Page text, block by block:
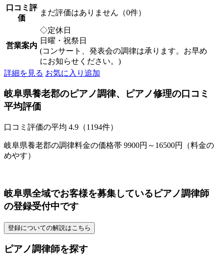
口コミ評
価
まだ評価はありません（0件）
営業案内
◇定休日
日曜・祝祭日
(コンサート、発表会の調律は承ります。お早め
にお知らせください。)
詳細を見る お気に入り追加
岐阜県養老郡のピアノ調律、ピアノ修理の口コミ
平均評価
口コミ評価の平均 4.9（1194件）
岐阜県養老郡の調律料金の価格帯 9900円～16500円（料金の
めやす）
岐阜県全域でお客様を募集しているピアノ調律師
の登録受付中です
登録についての解説はこちら
ピアノ調律師を探す